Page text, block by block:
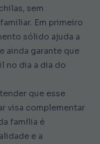
sem
Em primeiro
sólido ajuda a
ainda garante que
no dia a dia do
que esse
visa complementar
família é
e a